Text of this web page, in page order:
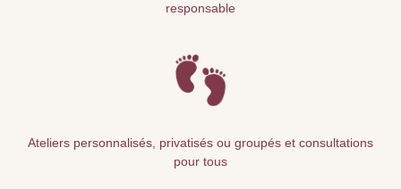
responsable
Ateliers personnalisés, privatisés ou groupés et consultations
pour tous